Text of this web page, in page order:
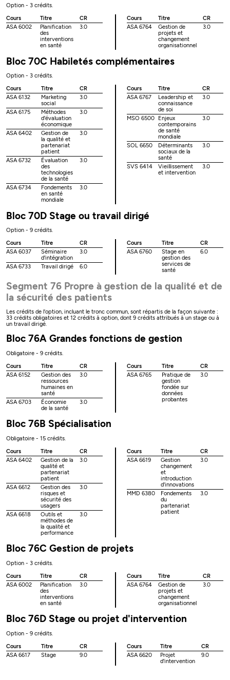
Option - 3 crédits.
Cours
Titre
CR
ASA 6002
Planification
des
interventions
en santé
3.0
Cours Titre
CR
ASA 6764
Gestion de
projets et
changement
organisationnel
3.0
Bloc 70C Habiletés complémentaires
Option - 3 crédits.
Cours
Titre
CR
ASA 6132
Marketing
social
3.0
ASA 6175
Méthodes
d'évaluation
économique
3.0
ASA 6402
Gestion de
la qualité et
partenariat
patient
3.0
ASA 6732
Évaluation
des
technologies
de la santé
3.0
ASA 6734
Fondements
en santé
mondiale
3.0
Cours Titre
CR
ASA 6767
Leadership et
connaissance
de soi
3.0
MSO 6500
Enjeux
contemporains
de santé
mondiale
3.0
SOL 6650
Déterminants
sociaux de la
santé
3.0
SVS 6414
Vieillissement
et intervention
3.0
Bloc 70D Stage ou travail dirigé
Option - 9 crédits.
Cours
Titre
CR
ASA 6037
Séminaire
d'intégration
3.0
ASA 6733 Travail dirigé 6.0
Cours Titre
CR
ASA 6760
Stage en
gestion des
services de
santé
6.0
Segment 76 Propre à gestion de la qualité et de
la sécurité des patients
Les crédits de l'option, incluant le tronc commun, sont répartis de la façon suivante :
33 crédits obligatoires et 12 crédits à option, dont 9 crédits attribués à un stage ou à
un travail dirigé.
Bloc 76A Grandes fonctions de gestion
Obligatoire - 9 crédits.
Cours
Titre
CR
ASA 6152
Gestion des
ressources
humaines en
santé
3.0
ASA 6703
Économie
de la santé
3.0
Cours Titre
CR
ASA 6765
Pratique de
gestion
fondée sur
données
probantes
3.0
Bloc 76B Spécialisation
Obligatoire - 15 crédits.
Cours
Titre
CR
ASA 6402
Gestion de la
qualité et
partenariat
patient
3.0
ASA 6612
Gestion des
risques et
sécurité des
usagers
3.0
ASA 6618
Outils et
méthodes de
la qualité et
performance
3.0
Cours Titre
CR
ASA 6619
Gestion
changement
et
introduction
d'innovations
3.0
MMD 6380
Fondements
du
partenariat
patient
3.0
Bloc 76C Gestion de projets
Option - 3 crédits.
Cours
Titre
CR
ASA 6002
Planification
des
interventions
en santé
3.0
Cours Titre
CR
ASA 6764
Gestion de
projets et
changement
organisationnel
3.0
Bloc 76D Stage ou projet d'intervention
Option - 9 crédits.
Cours
Titre
CR
ASA 6617
Stage 9.0
Cours Titre
CR
ASA 6620
Projet
d'intervention
9.0